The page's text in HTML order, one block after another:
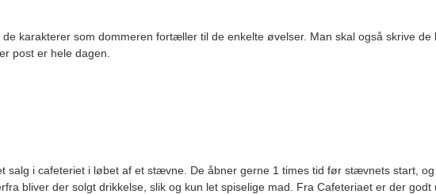
karakterer som dommeren fortæller til de enkelte øvelser. Man skal også skrive de
post er hele dagen.
salg i cafeteriet i løbet af et stævne. De åbner gerne 1 times tid før stævnets start,
bliver der solgt drikkelse, slik og kun let spiselige mad. Fra Cafeteriaet er der godt